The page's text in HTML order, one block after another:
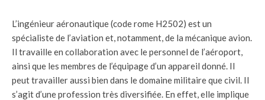
L’ingénieur aéronautique (code rome H2502) est un
spécialiste de l’aviation et, notamment, de la mécanique avion.
Il travaille en collaboration avec le personnel de l’aéroport,
ainsi que les membres de l’équipage d’un appareil donné. Il
peut travailler aussi bien dans le domaine militaire que civil. Il
s’agit d’une profession très diversifiée. En effet, elle implique